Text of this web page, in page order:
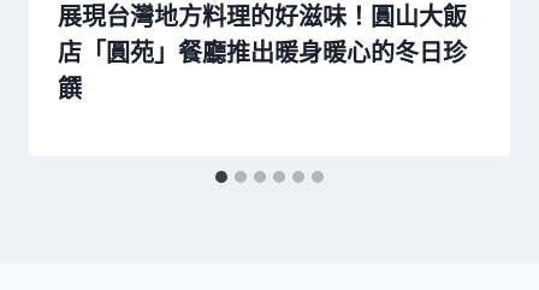
展現台灣地方料理的好滋味！圓山大飯
店「圓苑」餐廳推出暖身暖心的冬日珍
饌